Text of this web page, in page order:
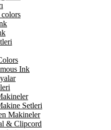
Ink
Setleri
Makineler
& Clipcord